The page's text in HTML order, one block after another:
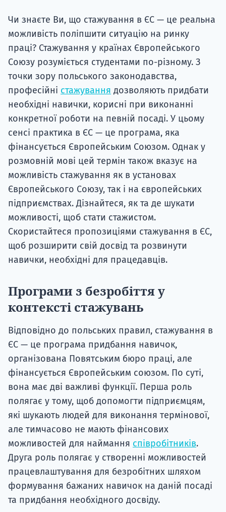
Чи знаєте Ви, що стажування в ЄС — це реальна
можливість поліпшити ситуацію на ринку
праці? Стажування у країнах Європейського
Союзу розуміється студентами по-різному. З
точки зору польського законодавства,
професійні стажування дозволяють придбати
необхідні навички, корисні при виконанні
конкретної роботи на певній посаді. У цьому
сенсі практика в ЄС — це програма, яка
фінансується Європейським Союзом. Однак у
розмовній мові цей термін також вказує на
можливість стажування як в установах
Європейського Союзу, так і на європейських
підприємствах. Дізнайтеся, як та де шукати
можливості, щоб стати стажистом.
Скористайтеся пропозиціями стажування в ЄС,
щоб розширити свій досвід та розвинути
навички, необхідні для працедавців.
Програми з безробіття у
контексті стажувань
Відповідно до польських правил, стажування в
ЄС — це програма придбання навичок,
організована Повятським бюро праці, але
фінансується Європейським союзом. По суті,
вона має дві важливі функції. Перша роль
полягає у тому, щоб допомогти підприємцям,
які шукають людей для виконання термінової,
але тимчасово не мають фінансових
можливостей для наймання співробітників.
Друга роль полягає у створенні можливостей
працевлаштування для безробітних шляхом
формування бажаних навичок на даній посаді
та придбання необхідного досвіду.